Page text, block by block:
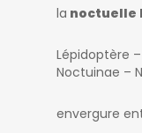
la noctuelle
Lépidoptère
Noctuinae –
envergure